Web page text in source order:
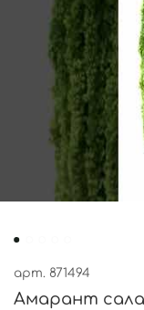
арт. 871494
Амарант